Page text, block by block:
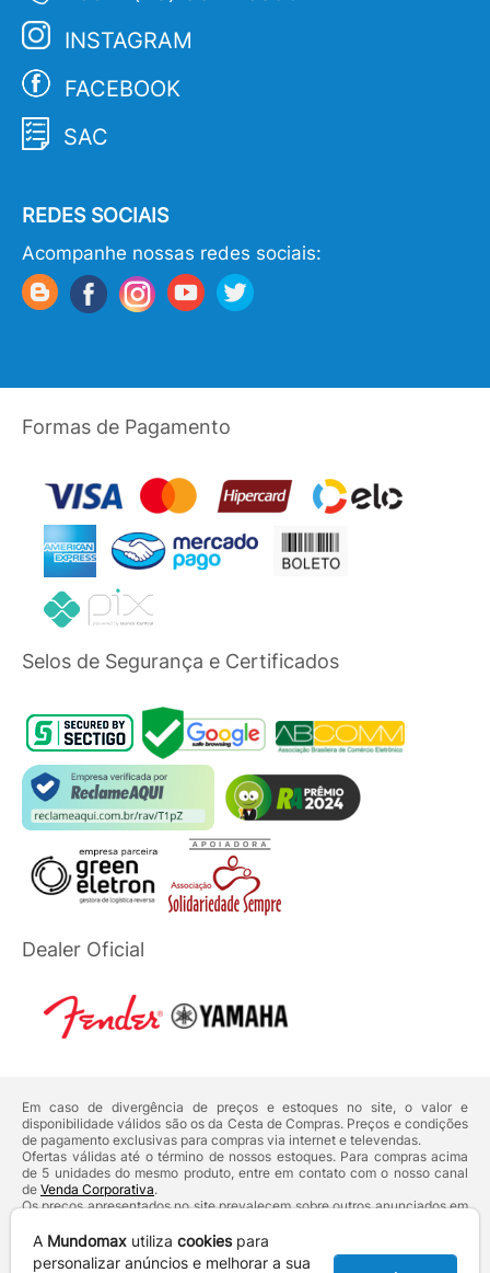
INSTAGRAM
FACEBOOK
SAC
REDES SOCIAIS
Acompanhe nossas redes sociais:
Formas de Pagamento
Selos de Segurança e Certificados
Dealer Oficial
Em caso de divergência de preços e estoques no site, o valor e
disponibilidade válidos são os da Cesta de Compras. Preços e condições
de pagamento exclusivas para compras via internet e televendas.
Ofertas válidas até o término de nossos estoques. Para compras acima
de 5 unidades do mesmo produto, entre em contato com o nosso canal
de Venda Corporativa.
Os preços apresentados no site prevalecem sobre outros anunciados em
Defesa do Consumidor:Lei nº 8.078.
Vendas sujeitas à confirmação de dados e análises de crédito e risco.
A Mundomax utiliza cookiespara
personalizar anúncios e melhorar a sua